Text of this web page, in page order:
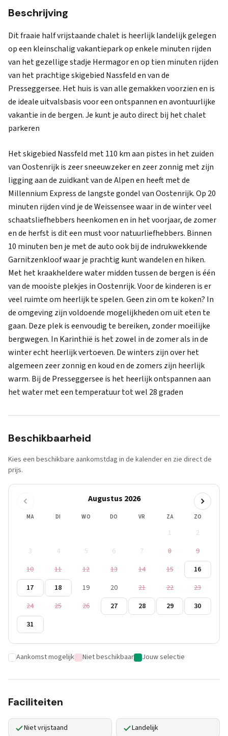
Beschrijving
Dit fraaie half vrijstaande chalet is heerlijk landelijk gelegen
op een kleinschalig vakantiepark op enkele minuten rijden
van het gezellige stadje Hermagor en op tien minuten rijden
van het prachtige skigebied Nassfeld en van de
Presseggersee. Het huis is van alle gemakken voorzien en is
de ideale uitvalsbasis voor een ontspannen en avontuurlijke
vakantie in de bergen. Je kunt je auto direct bij het chalet
parkeren
Het skigebied Nassfeld met 110 km aan pistes in het zuiden
van Oostenrijk is zeer sneeuwzeker en zeer zonnig met zijn
ligging aan de zuidkant van de Alpen en heeft met de
Millennium Express de langste gondel van Oostenrijk. Op 20
minuten rijden vind je de Weissensee waar in de winter veel
schaatsliefhebbers heenkomen en in het voorjaar, de zomer
en de herfst is dit een must voor natuurliefhebbers. Binnen
10 minuten ben je met de auto ook bij de indrukwekkende
Garnitzenkloof waar je prachtig kunt wandelen en hiken.
Met het kraakheldere water midden tussen de bergen is één
van de mooiste plekjes in Oostenrijk. Voor de kinderen is er
veel ruimte om heerlijk te spelen. Geen zin om te koken? In
de omgeving zijn voldoende mogelijkheden om uit eten te
gaan. Deze plek is eenvoudig te bereiken, zonder moeilijke
bergwegen. In Karinthië is het zowel in de zomer als in de
winter echt heerlijk vertoeven. De winters zijn over het
algemeen zeer zonnig en koud en de zomers zijn heerlijk
warm. Bij de Presseggersee is het heerlijk ontspannen aan
het water met een temperatuur tot wel 28 graden
Beschikbaarheid
Kies een beschikbare aankomstdag in de kalender en zie direct de
prijs.
Augustus 2026
MA DI WO DO VR ZA ZO
1
2
3
4 5 6 7 8
9
10
11 12 13 14 15
16
17
18 19 20 21 22
23
24
25 26 27 28 29
30
31
Aankomst mogelijk Niet beschikbaar Jouw selectie
Faciliteiten
Niet vrijstaand Landelijk